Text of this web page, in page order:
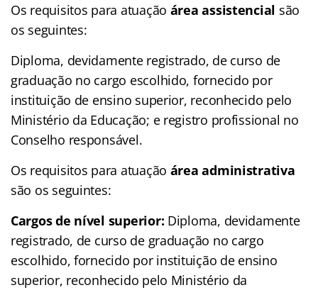
Os requisitos para atuação área assistencial são
os seguintes:
Diploma, devidamente registrado, de curso de
graduação no cargo escolhido, fornecido por
instituição de ensino superior, reconhecido pelo
Ministério da Educação; e registro profissional no
Conselho responsável.
Os requisitos para atuação área administrativa
são os seguintes:
Cargos de nível superior: Diploma, devidamente
registrado, de curso de graduação no cargo
escolhido, fornecido por instituição de ensino
superior, reconhecido pelo Ministério da